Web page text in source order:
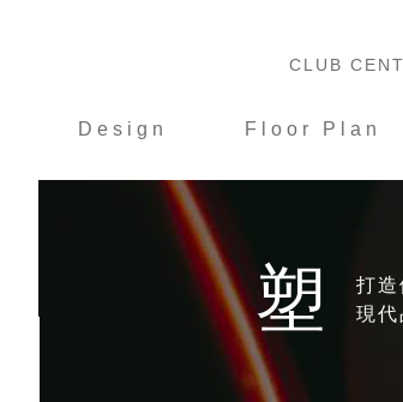
CLUB
Design Floor Plan
塑
打造
現代